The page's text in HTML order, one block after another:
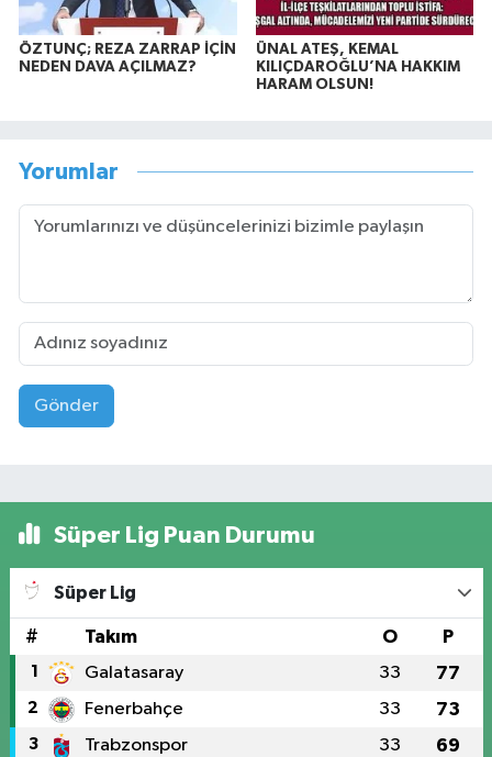
ÖZTUNÇ; REZA ZARRAP İÇİN
NEDEN DAVA AÇILMAZ?
ÜNAL ATEŞ, KEMAL
KILIÇDAROĞLU’NA HAKKIM
HARAM OLSUN!
Yorumlar
Gönder
Süper Lig Puan Durumu
Süper Lig
# Takım O P
1 Galatasaray 33 77
2 Fenerbahçe 33 73
3 Trabzonspor 33 69